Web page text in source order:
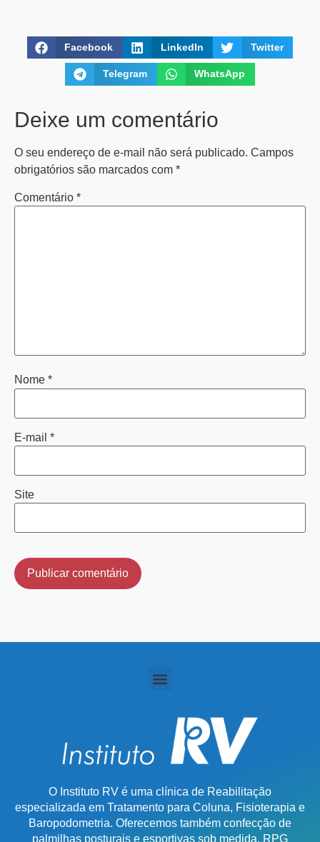
Facebook LinkedIn Twitter
Telegram WhatsApp
Deixe um comentário
O seu endereço de e-mail não será publicado. Campos
obrigatórios são marcados com *
Comentário *
Nome *
E-mail *
Site
O Instituto RV é uma clínica de Reabilitação
especializada em Tratamento para Coluna, Fisioterapia e
Baropodometria. Oferecemos também confecção de
palmilhas posturais e esportivas sob medida, RPG